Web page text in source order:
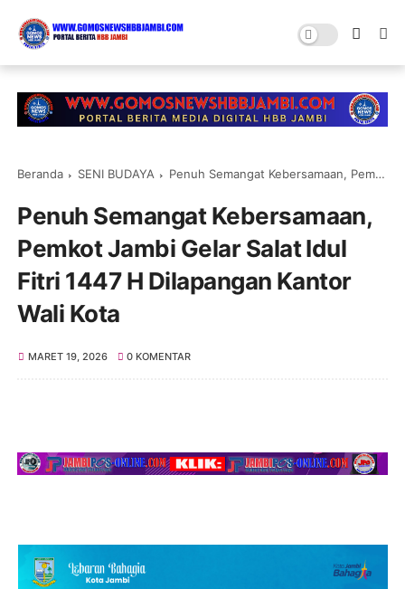
Beranda SENI BUDAYA Penuh Semangat Kebersamaan, Pemkot Jambi Gelar Salat Idul Fitri 1447 H Dilapangan Kantor Wali Kota
Penuh Semangat Kebersamaan,
Pemkot Jambi Gelar Salat Idul
Fitri 1447 H Dilapangan Kantor
Wali Kota
MARET 19, 2026 0 KOMENTAR